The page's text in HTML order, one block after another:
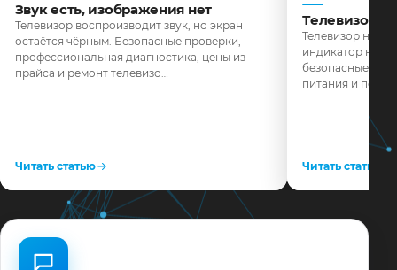
Звук есть, изображения нет
Телевизор воспроизводит звук, но экран
остаётся чёрным. Безопасные проверки,
профессиональная диагностика, цены из
прайса и ремонт телевизо…
Читать статью
Телевизор
Телевизор не
индикатор не
безопасные
питания и
Читать статью